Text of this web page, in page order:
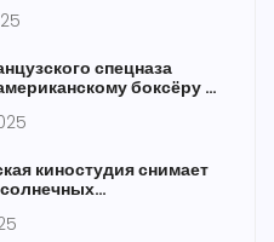
спецназа
боксёру в
киностудия снимает